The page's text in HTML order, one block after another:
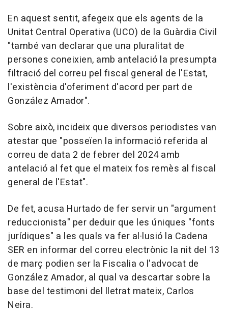
En aquest sentit, afegeix que els agents de la
Unitat Central Operativa (UCO) de la Guàrdia Civil
"també van declarar que una pluralitat de
persones coneixien, amb antelació la presumpta
filtració del correu pel fiscal general de l'Estat,
l'existència d'oferiment d'acord per part de
González Amador".
Sobre això, incideix que diversos periodistes van
atestar que "posseïen la informació referida al
correu de data 2 de febrer del 2024 amb
antelació al fet que el mateix fos remès al fiscal
general de l'Estat".
De fet, acusa Hurtado de fer servir un "argument
reduccionista" per deduir que les úniques "fonts
jurídiques" a les quals va fer al·lusió la Cadena
SER en informar del correu electrònic la nit del 13
de març podien ser la Fiscalia o l'advocat de
González Amador, al qual va descartar sobre la
base del testimoni del lletrat mateix, Carlos
Neira.